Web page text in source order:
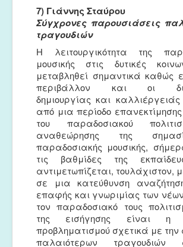
7) Γιάννης Σταύρου
Σύγχρονες παρουσιάσεις
τραγουδιών
Η λειτουργικότητα της
μουσικής στις δυτικές
μεταβληθεί σημαντικά καθώς
περιβάλλον και οι
δημιουργίας και
από μια περίοδο
του παραδοσιακού
αναθεώρησης της
παραδοσιακής μουσικής,
τις βαθμίδες της
αντιμετωπίζεται, τουλάχιστον,
σε μια κατεύθυνση
επαφής και γνωριμίας των
τον παραδοσιακό τους
της εισήγησης είναι η
προβληματισμού σχετικά με την
παλαιότερων